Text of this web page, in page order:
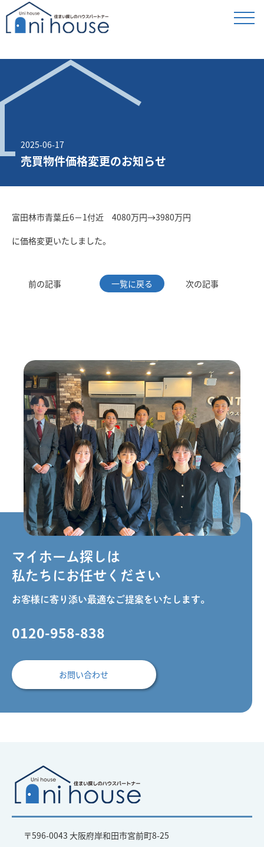
2025-06-17
売買物件価格変更のお知らせ
富田林市青葉丘6－1付近 4080万円→3980万円
に価格変更いたしました。
前の記事 一覧に戻る 次の記事
マイホーム探しは
私たちにお任せください
お客様に寄り添い最適なご提案をいたします。
0120-958-838
お問い合わせ
〒596-0043 大阪府岸和田市宮前町8-25